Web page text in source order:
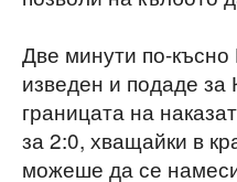
Две минути по-
изведен и подаде
границата на
за 2:0, хващайки в
можеше да се